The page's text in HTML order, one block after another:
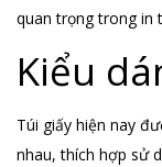
quan trọng trong in
Kiểu
Túi giấy hiện nay
nhau, thích hợp sử